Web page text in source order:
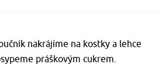
nakrájíme na kostky a lehce
práškovým cukrem.